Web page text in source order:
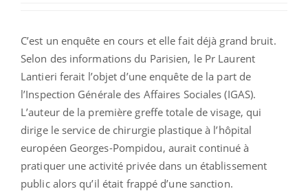
C’est un enquête en cours et elle fait déjà grand bruit.
Selon des informations du Parisien, le Pr Laurent
Lantieri ferait l’objet d’une enquête de la part de
l’Inspection Générale des Affaires Sociales (IGAS).
L’auteur de la première greffe totale de visage, qui
dirige le service de chirurgie plastique à l’hôpital
européen Georges-Pompidou, aurait continué à
pratiquer une activité privée dans un établissement
public alors qu’il était frappé d’une sanction.